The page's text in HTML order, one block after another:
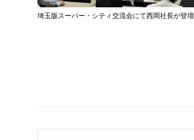
埼玉版スーパー・シティ交流会にて西岡社長が登壇